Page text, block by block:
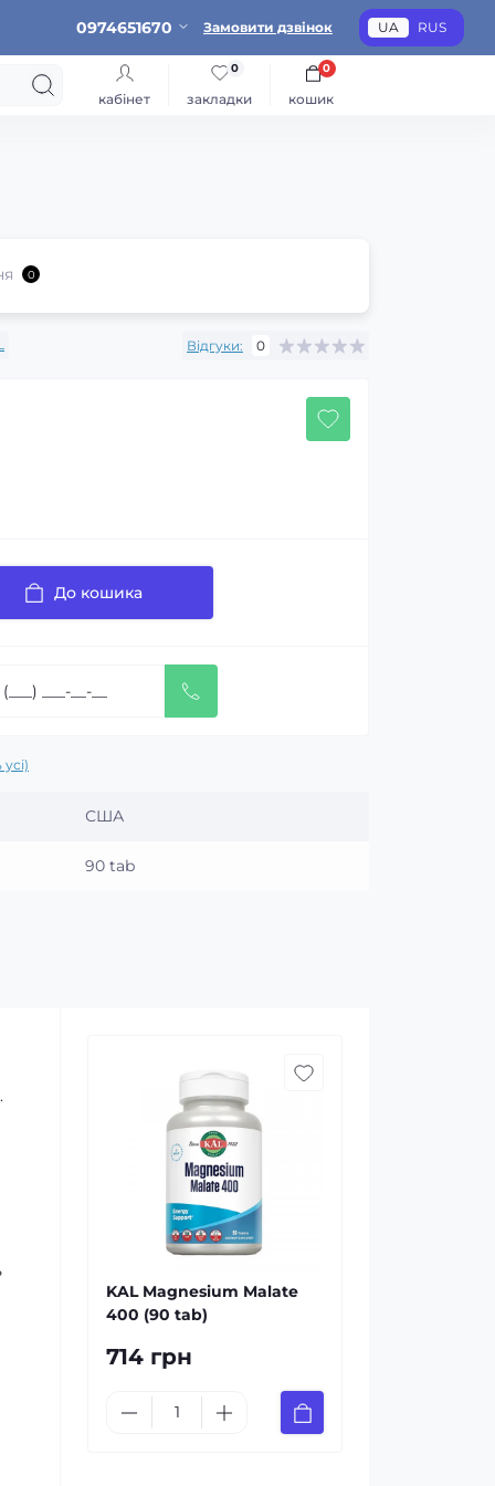
0974651670 Замовити дзвінок UA RUS
кабінет закладки
0
кошик
0
0
Відгуки: 0
До кошика
США
90 tab
KAL Magnesium Malate
400 (90 tab)
714 грн